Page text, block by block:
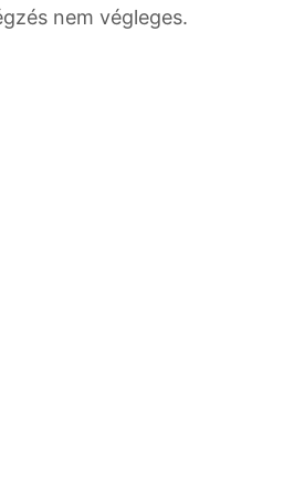
nem végleges.